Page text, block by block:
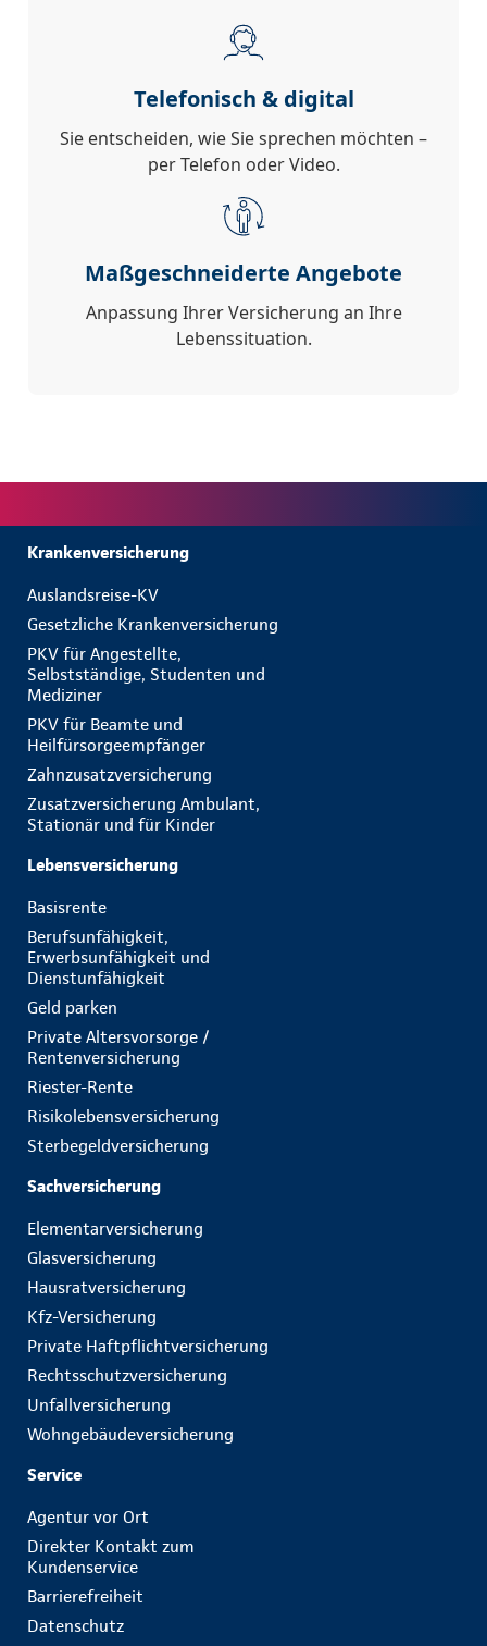
Telefonisch & digital
Sie entscheiden, wie Sie sprechen möchten –
per Telefon oder Video.
Maßgeschneiderte Angebote
Anpassung Ihrer Versicherung an Ihre
Lebenssituation.
Krankenversicherung
Auslandsreise-KV
Gesetzliche Krankenversicherung
PKV für Angestellte,
Selbstständige, Studenten und
Mediziner
PKV für Beamte und
Heilfürsorgeempfänger
Zahnzusatzversicherung
Zusatzversicherung Ambulant,
Stationär und für Kinder
Lebensversicherung
Basisrente
Berufsunfähigkeit,
Erwerbsunfähigkeit und
Dienstunfähigkeit
Geld parken
Private Altersvorsorge /
Rentenversicherung
Riester-Rente
Risikolebensversicherung
Sterbegeldversicherung
Sachversicherung
Elementarversicherung
Glasversicherung
Hausratversicherung
Kfz-Versicherung
Private Haftpflichtversicherung
Rechtsschutzversicherung
Unfallversicherung
Wohngebäudeversicherung
Service
Agentur vor Ort
Direkter Kontakt zum
Kundenservice
Barrierefreiheit
Datenschutz